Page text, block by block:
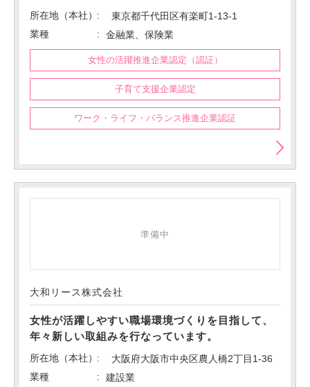
所在地（本社）
東京都千代田区有楽町1-13-1
業種
金融業、保険業
女性の活躍推進企業認定（認証）
子育て支援企業認定
ワーク・ライフ・バランス推進企業認証
準備中
大和リース株式会社
女性が活躍しやすい職場環境づくりを目指して、
年々新しい取組みを行なっています。
所在地（本社）
大阪府大阪市中央区農人橋2丁目1-36
業種
建設業